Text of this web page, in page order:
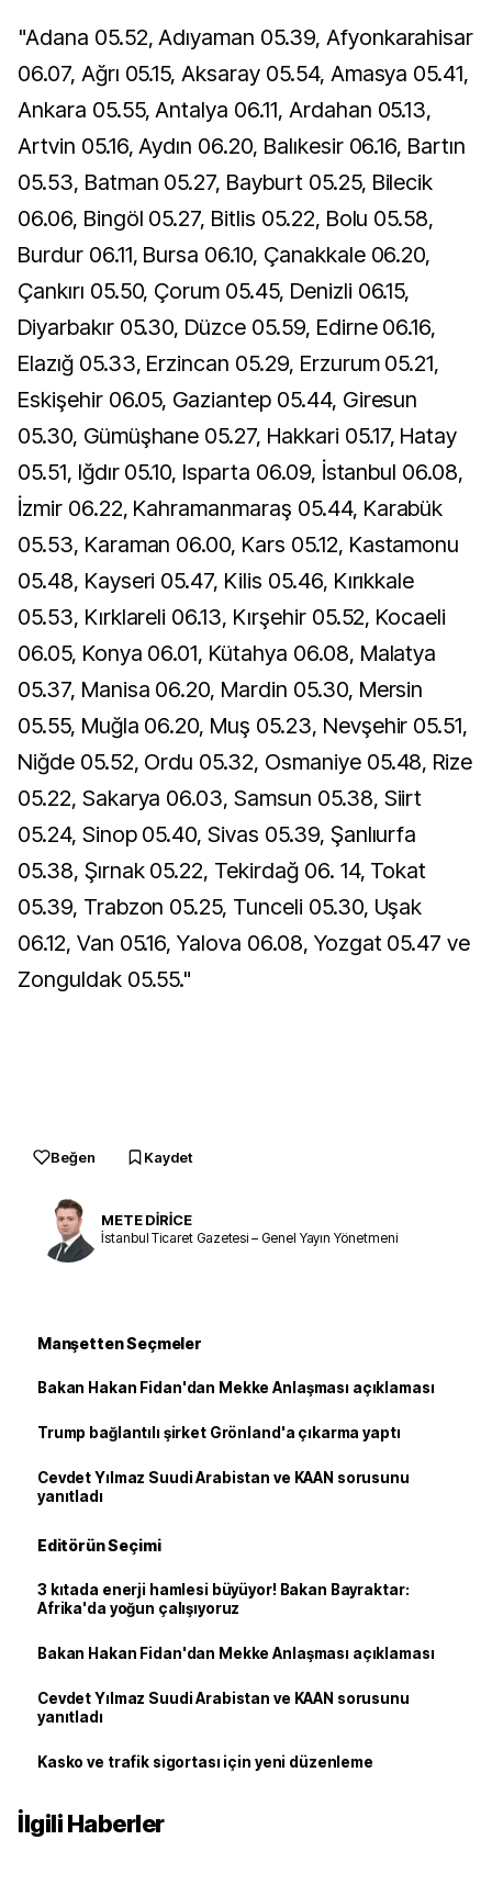
"Adana 05.52, Adıyaman 05.39, Afyonkarahisar
06.07, Ağrı 05.15, Aksaray 05.54, Amasya 05.41,
Ankara 05.55, Antalya 06.11, Ardahan 05.13,
Artvin 05.16, Aydın 06.20, Balıkesir 06.16, Bartın
05.53, Batman 05.27, Bayburt 05.25, Bilecik
06.06, Bingöl 05.27, Bitlis 05.22, Bolu 05.58,
Burdur 06.11, Bursa 06.10, Çanakkale 06.20,
Çankırı 05.50, Çorum 05.45, Denizli 06.15,
Diyarbakır 05.30, Düzce 05.59, Edirne 06.16,
Elazığ 05.33, Erzincan 05.29, Erzurum 05.21,
Eskişehir 06.05, Gaziantep 05.44, Giresun
05.30, Gümüşhane 05.27, Hakkari 05.17, Hatay
05.51, Iğdır 05.10, Isparta 06.09, İstanbul 06.08,
İzmir 06.22, Kahramanmaraş 05.44, Karabük
05.53, Karaman 06.00, Kars 05.12, Kastamonu
05.48, Kayseri 05.47, Kilis 05.46, Kırıkkale
05.53, Kırklareli 06.13, Kırşehir 05.52, Kocaeli
06.05, Konya 06.01, Kütahya 06.08, Malatya
05.37, Manisa 06.20, Mardin 05.30, Mersin
05.55, Muğla 06.20, Muş 05.23, Nevşehir 05.51,
Niğde 05.52, Ordu 05.32, Osmaniye 05.48, Rize
05.22, Sakarya 06.03, Samsun 05.38, Siirt
05.24, Sinop 05.40, Sivas 05.39, Şanlıurfa
05.38, Şırnak 05.22, Tekirdağ 06. 14, Tokat
05.39, Trabzon 05.25, Tunceli 05.30, Uşak
06.12, Van 05.16, Yalova 06.08, Yozgat 05.47 ve
Zonguldak 05.55."
Beğen Kaydet
METE DİRİCE
İstanbul Ticaret Gazetesi – Genel Yayın Yönetmeni
Manşetten Seçmeler
Bakan Hakan Fidan'dan Mekke Anlaşması açıklaması
Trump bağlantılı şirket Grönland'a çıkarma yaptı
Cevdet Yılmaz Suudi Arabistan ve KAAN sorusunu
yanıtladı
Editörün Seçimi
3 kıtada enerji hamlesi büyüyor! Bakan Bayraktar:
Afrika'da yoğun çalışıyoruz
Bakan Hakan Fidan'dan Mekke Anlaşması açıklaması
Cevdet Yılmaz Suudi Arabistan ve KAAN sorusunu
yanıtladı
Kasko ve trafik sigortası için yeni düzenleme
İlgili Haberler